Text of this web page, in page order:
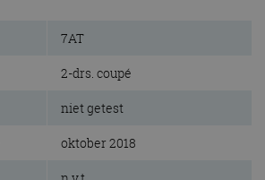
7AT
2-drs. coupé
niet getest
oktober 2018